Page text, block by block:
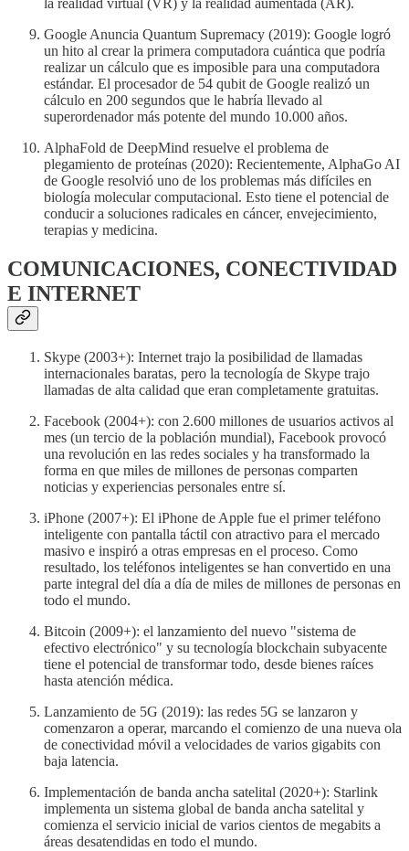
la realidad virtual (VR) y la realidad aumentada (AR).
Google Anuncia Quantum Supremacy (2019): Google logró
un hito al crear la primera computadora cuántica que podría
realizar un cálculo que es imposible para una computadora
estándar. El procesador de 54 qubit de Google realizó un
cálculo en 200 segundos que le habría llevado al
superordenador más potente del mundo 10.000 años.
AlphaFold de DeepMind resuelve el problema de
plegamiento de proteínas (2020): Recientemente, AlphaGo AI
de Google resolvió uno de los problemas más difíciles en
biología molecular computacional. Esto tiene el potencial de
conducir a soluciones radicales en cáncer, envejecimiento,
terapias y medicina.
COMUNICACIONES, CONECTIVIDAD
E INTERNET
Skype (2003+): Internet trajo la posibilidad de llamadas
internacionales baratas, pero la tecnología de Skype trajo
llamadas de alta calidad que eran completamente gratuitas.
Facebook (2004+): con 2.600 millones de usuarios activos al
mes (un tercio de la población mundial), Facebook provocó
una revolución en las redes sociales y ha transformado la
forma en que miles de millones de personas comparten
noticias y experiencias personales entre sí.
iPhone (2007+): El iPhone de Apple fue el primer teléfono
inteligente con pantalla táctil con atractivo para el mercado
masivo e inspiró a otras empresas en el proceso. Como
resultado, los teléfonos inteligentes se han convertido en una
parte integral del día a día de miles de millones de personas en
todo el mundo.
Bitcoin (2009+): el lanzamiento del nuevo "sistema de
efectivo electrónico" y su tecnología blockchain subyacente
tiene el potencial de transformar todo, desde bienes raíces
hasta atención médica.
Lanzamiento de 5G (2019): las redes 5G se lanzaron y
comenzaron a operar, marcando el comienzo de una nueva ola
de conectividad móvil a velocidades de varios gigabits con
baja latencia.
Implementación de banda ancha satelital (2020+): Starlink
implementa un sistema global de banda ancha satelital y
comienza el servicio inicial de varios cientos de megabits a
áreas desatendidas en todo el mundo.